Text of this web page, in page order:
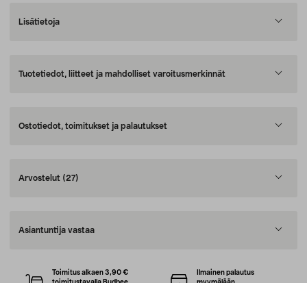
Lisätietoja
Tuotetiedot, liitteet ja mahdolliset varoitusmerkinnät
Ostotiedot, toimitukset ja palautukset
Arvostelut (27)
Asiantuntija vastaa
Toimitus alkaen 3,90 €
Ilmainen palautus